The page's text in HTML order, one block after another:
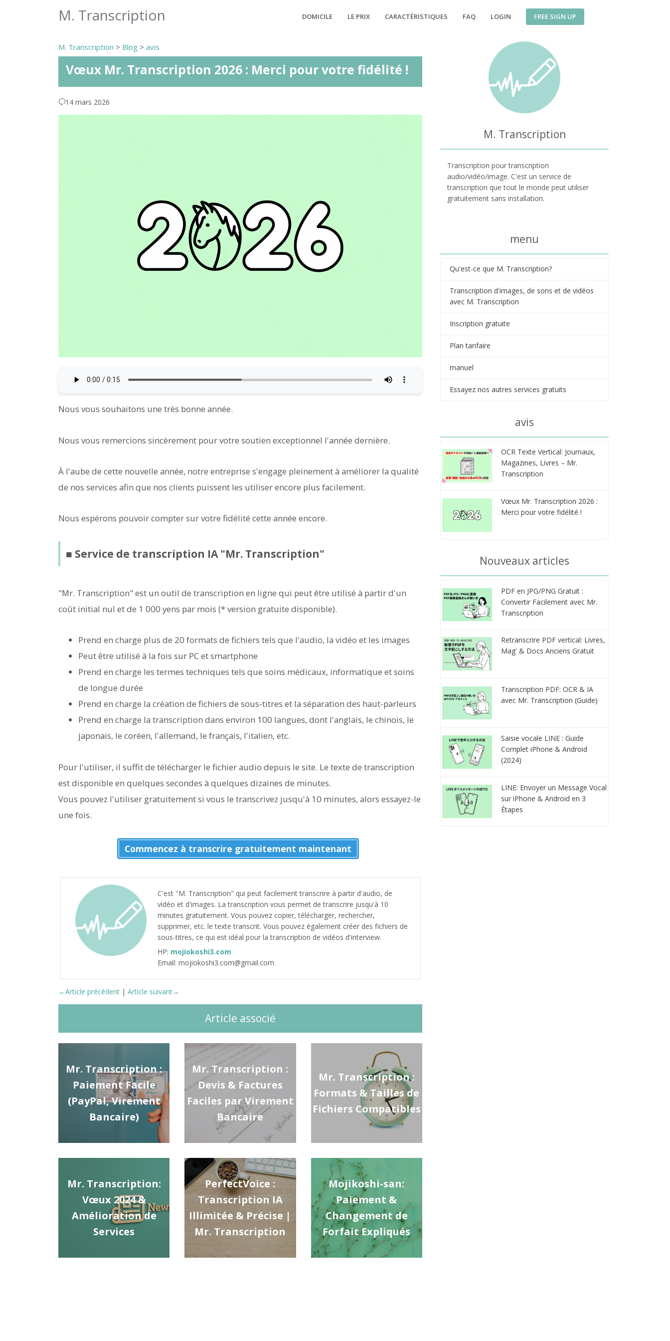
M. Transcription DOMICILE LE PRIX CARACTÉRISTIQUES FAQ LOGIN FREE SIGN UP
M. Transcription > Blog > avis
Vœux Mr. Transcription 2026 : Merci pour votre fidélité !
14 mars 2026
Nous vous souhaitons une très bonne année.
Nous vous remercions sincèrement pour votre soutien exceptionnel l'année dernière.
À l'aube de cette nouvelle année, notre entreprise s'engage pleinement à améliorer la qualité
de nos services afin que nos clients puissent les utiliser encore plus facilement.
Nous espérons pouvoir compter sur votre fidélité cette année encore.
■ Service de transcription IA "Mr. Transcription"
"Mr. Transcription" est un outil de transcription en ligne qui peut être utilisé à partir d'un
coût initial nul et de 1 000 yens par mois (* version gratuite disponible).
Prend en charge plus de 20 formats de fichiers tels que l'audio, la vidéo et les images
Peut être utilisé à la fois sur PC et smartphone
Prend en charge les termes techniques tels que soins médicaux, informatique et soins
de longue durée
Prend en charge la création de fichiers de sous-titres et la séparation des haut-parleurs
Prend en charge la transcription dans environ 100 langues, dont l'anglais, le chinois, le
japonais, le coréen, l'allemand, le français, l'italien, etc.
Pour l'utiliser, il suffit de télécharger le fichier audio depuis le site. Le texte de transcription
est disponible en quelques secondes à quelques dizaines de minutes.
Vous pouvez l'utiliser gratuitement si vous le transcrivez jusqu'à 10 minutes, alors essayez-le
une fois.
Commencez à transcrire gratuitement maintenant
C'est "M. Transcription" qui peut facilement transcrire à partir d'audio, de
vidéo et d'images. La transcription vous permet de transcrire jusqu'à 10
minutes gratuitement. Vous pouvez copier, télécharger, rechercher,
supprimer, etc. le texte transcrit. Vous pouvez également créer des fichiers de
sous-titres, ce qui est idéal pour la transcription de vidéos d'interview.
HP: mojiokoshi3.com
Email: mojiokoshi3.com@gmail.com
←Article précédent | Article suivant→
Article associé
Mr. Transcription :
Paiement Facile
(PayPal, Virement
Bancaire)
Mr. Transcription :
Devis & Factures
Faciles par Virement
Bancaire
Mr. Transcription :
Formats & Tailles de
Fichiers Compatibles
Mr. Transcription:
Vœux 2024 &
Amélioration de
Services
PerfectVoice :
Transcription IA
Illimitée & Précise |
Mr. Transcription
Mojikoshi-san:
Paiement &
Changement de
Forfait Expliqués
M. Transcription
Transcription pour transcription
audio/vidéo/image. C'est un service de
transcription que tout le monde peut utiliser
gratuitement sans installation.
menu
Qu'est-ce que M. Transcription?
Transcription d'images, de sons et de vidéos
avec M. Transcription
Inscription gratuite
Plan tarifaire
manuel
Essayez nos autres services gratuits
avis
OCR Texte Vertical: Journaux,
Magazines, Livres – Mr.
Transcription
Vœux Mr. Transcription 2026 :
Merci pour votre fidélité !
Nouveaux articles
PDF en JPG/PNG Gratuit :
Convertir Facilement avec Mr.
Transcription
Retranscrire PDF vertical: Livres,
Mag' & Docs Anciens Gratuit
Transcription PDF: OCR & IA
avec Mr. Transcription (Guide)
Saisie vocale LINE : Guide
Complet iPhone & Android
(2024)
LINE: Envoyer un Message Vocal
sur iPhone & Android en 3
Étapes